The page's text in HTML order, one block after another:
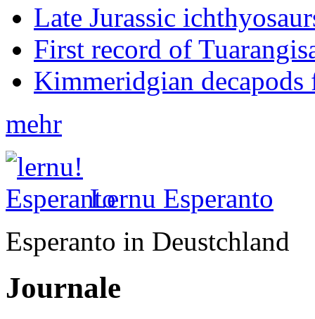
Late Jurassic
First record of
Kimmeridgian
mehr
Lernu Esperanto
Esperanto in Deustchland
Journale